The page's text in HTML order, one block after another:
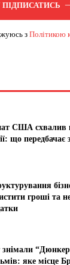
з Політикою
США схвалив
що передбачає
гроші та
знімали
яке місце